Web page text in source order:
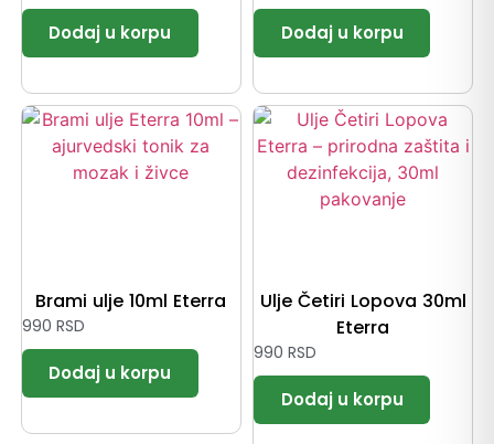
Brami ulje 10ml Eterra
990 RSD
Ulje Četiri Lopova 30ml
Eterra
990 RSD